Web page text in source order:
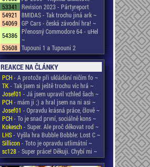
53341
Revision 2023 - Pártyreport
54921
8MIDAS - Tak trochu jiná ark ~
54069 GP Cars - česká závodní hra! ~
54386 Přenosný Commodore 64 - uHel
~
53608 Tupouni 1 a Tupouni 2
REAKCE NA ČLÁNKY
PCH- A protože při ukládání ničím fo ~
TK- Tak jsem si ještě trochu víc hrá ~
Josef01 - Já jsem upravil vzhled šach ~
PCH- mám ji ;) a hral jsem na ni asi ~
Josef01 - Opravdu krásná práce, člově ~
PCH- To je snad první, sociálně kons ~
Kokesch- Super. Ale proč děkovat rod ~
LHS- Vyšla hra Bubble Bobble: Lost C ~
Sillicon- Toto je opravdu utlimátní ~
sc128- Super práce! Děkuji. Chybí mi ~